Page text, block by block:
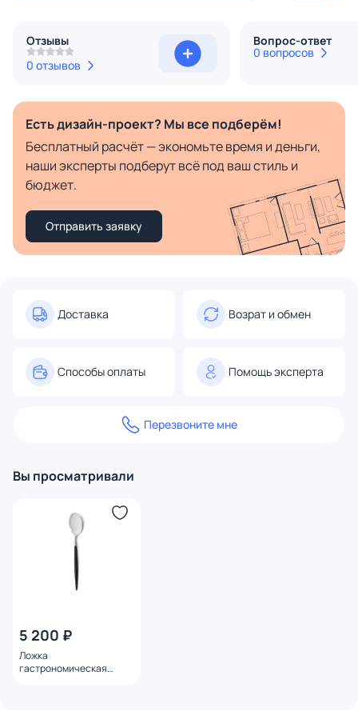
Отзывы
0 отзывов
Вопрос-ответ
0 вопросов
Есть дизайн-проект? Мы все подберём!
Бесплатный расчёт — экономьте время и деньги,
наши эксперты подберут всё под ваш стиль и
бюджет.
Отправить заявку
Доставка Возрат и обмен
Способы оплаты Помощь эксперта
Перезвоните мне
Вы просматривали
5 200 ₽
Ложка
гастрономическая